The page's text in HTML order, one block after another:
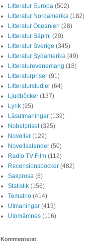
Litteratur Europa (502)
Litteratur Nordamerika (182)
Litteratur Oceanien (28)
Litteratur Sápmi (20)
Litteratur Sverige (345)
Litteratur Sydamerika (49)
Litteraturevenemang (18)
Litteraturpriser (91)
Litteraturstudier (64)
Ljudböcker (137)
Lyrik (95)
Läsutmaningar (139)
Nobelpriset (325)
Noveller (129)
Novellkalender (50)
Radio TV Film (112)
Recensionsböcker (482)
Sakprosa (6)
Statistik (156)
Tematrio (414)
Utmaningar (413)
Utomämnes (116)
Kommenterat